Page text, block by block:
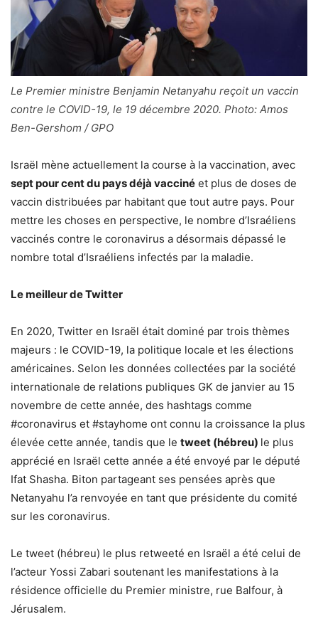
Le Premier ministre Benjamin Netanyahu reçoit un vaccin
contre le COVID-19, le 19 décembre 2020. Photo: Amos
Ben-Gershom / GPO
Israël mène actuellement la course à la vaccination, avec
sept pour cent du pays déjà vacciné et plus de doses de
vaccin distribuées par habitant que tout autre pays. Pour
mettre les choses en perspective, le nombre d’Israéliens
vaccinés contre le coronavirus a désormais dépassé le
nombre total d’Israéliens infectés par la maladie.
Le meilleur de Twitter
En 2020, Twitter en Israël était dominé par trois thèmes
majeurs : le COVID-19, la politique locale et les élections
américaines. Selon les données collectées par la société
internationale de relations publiques GK de janvier au 15
novembre de cette année, des hashtags comme
#coronavirus et #stayhome ont connu la croissance la plus
élevée cette année, tandis que le tweet (hébreu) le plus
apprécié en Israël cette année a été envoyé par le député
Ifat Shasha. Biton partageant ses pensées après que
Netanyahu l’a renvoyée en tant que présidente du comité
sur les coronavirus.
Le tweet (hébreu) ​​le plus retweeté en Israël a été celui de
l’acteur Yossi Zabari soutenant les manifestations à la
résidence officielle du Premier ministre, rue Balfour, à
Jérusalem.